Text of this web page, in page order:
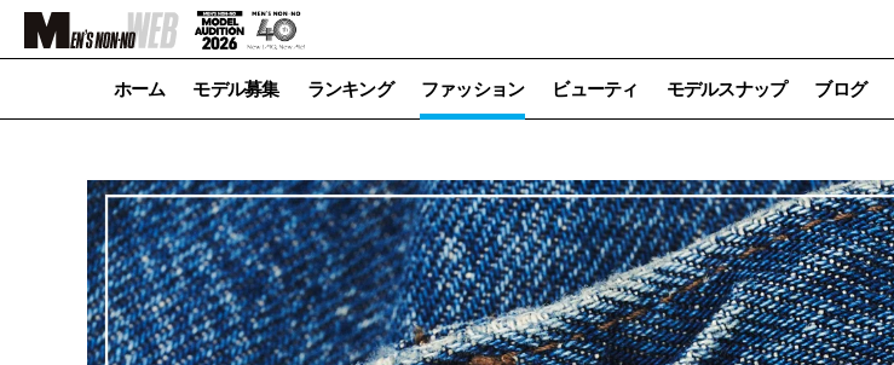
ホーム モデル募集 ランキング ファッション ビューティ モデルスナップ ブログ